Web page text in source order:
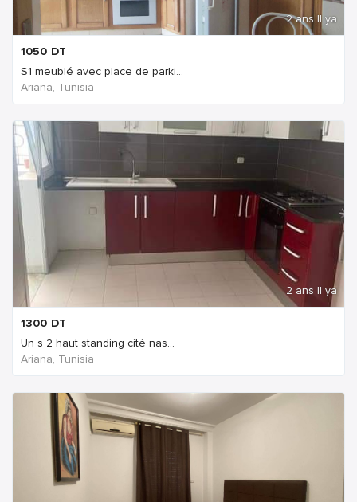
2 ans Il ya
1050 DT
S1 meublé avec place de parki...
Ariana, Tunisia
2 ans Il ya
1300 DT
Un s 2 haut standing cité nas...
Ariana, Tunisia